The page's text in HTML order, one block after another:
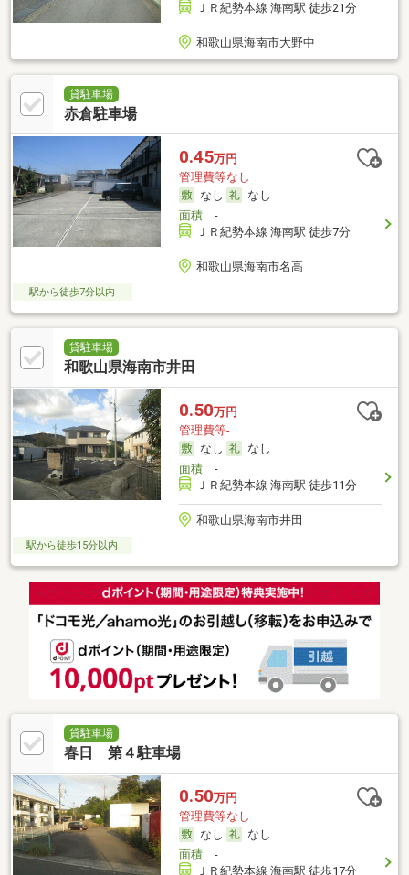
ＪＲ紀勢本線 海南駅 徒歩21分
和歌山県海南市大野中
貸駐車場
赤倉駐車場
0.45万円
管理費等なし
なし
なし
面積-
ＪＲ紀勢本線 海南駅 徒歩7分
和歌山県海南市名高
駅から徒歩7分以内
貸駐車場
和歌山県海南市井田
0.50万円
管理費等-
なし
なし
面積-
ＪＲ紀勢本線 海南駅 徒歩11分
和歌山県海南市井田
駅から徒歩15分以内
貸駐車場
春日 第４駐車場
0.50万円
管理費等なし
なし
なし
面積-
ＪＲ紀勢本線 海南駅 徒歩17分